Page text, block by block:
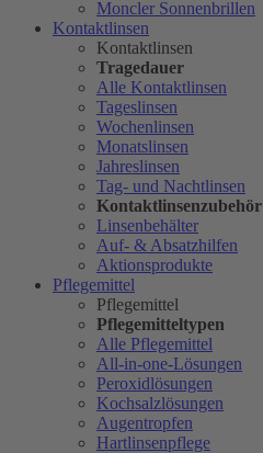
Moncler Sonnenbrillen
Kontaktlinsen
Kontaktlinsen
Tragedauer
Alle Kontaktlinsen
Tageslinsen
Wochenlinsen
Monatslinsen
Jahreslinsen
Tag- und Nachtlinsen
Kontaktlinsenzubehör
Linsenbehälter
Auf- & Absatzhilfen
Aktionsprodukte
Pflegemittel
Pflegemittel
Pflegemitteltypen
Alle Pflegemittel
All-in-one-Lösungen
Peroxidlösungen
Kochsalzlösungen
Augentropfen
Hartlinsenpflege